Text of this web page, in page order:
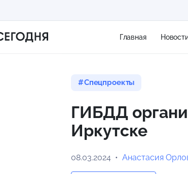
Главная
Спецпроекты
ГИБДД
Иркутске
08.03.2024 Анастасия